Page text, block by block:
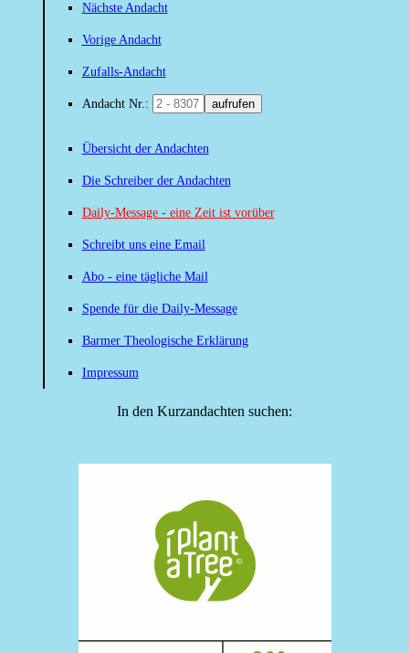
Nächste Andacht
Vorige Andacht
Zufalls-Andacht
Andacht Nr.: aufrufen
Übersicht der Andachten
Die Schreiber der Andachten
Daily-Message - eine Zeit ist vorüber
Schreibt uns eine Email
Abo - eine tägliche Mail
Spende für die Daily-Message
Barmer Theologische Erklärung
Impressum
In den Kurzandachten suchen: